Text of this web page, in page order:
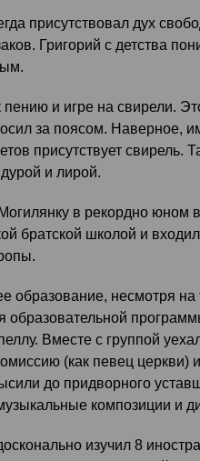
присутствовал дух
Григорий с детства
и игре на свирели.
за поясом. Наверное,
присутствует свирель.
и лирой.
в рекордно юном
братской школой и
образование, несмотря на
образовательной
Вместе с группой
(как певец церкви)
до придворного
композиции и
изучил 8